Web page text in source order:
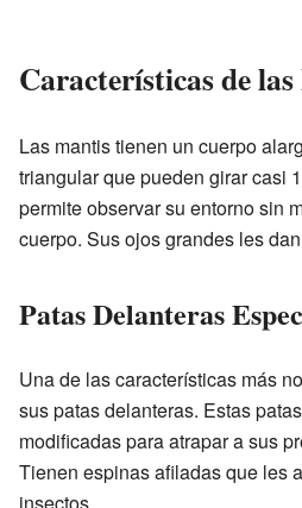
Características de
Las mantis tienen un cuerpo
triangular que pueden girar casi
permite observar su entorno sin
cuerpo. Sus ojos grandes les
Patas Delanteras
Una de las características más
sus patas delanteras. Estas
modificadas para atrapar a sus
Tienen espinas afiladas que les
insectos.